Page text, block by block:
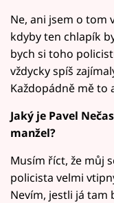
Ne, ani jsem o tom
kdyby ten chlapík
bych si toho
vždycky spíš
Každopádně mě to
Jaký je Pavel
manžel?
Musím říct, že můj
policista velmi
Nevím, jestli já tam